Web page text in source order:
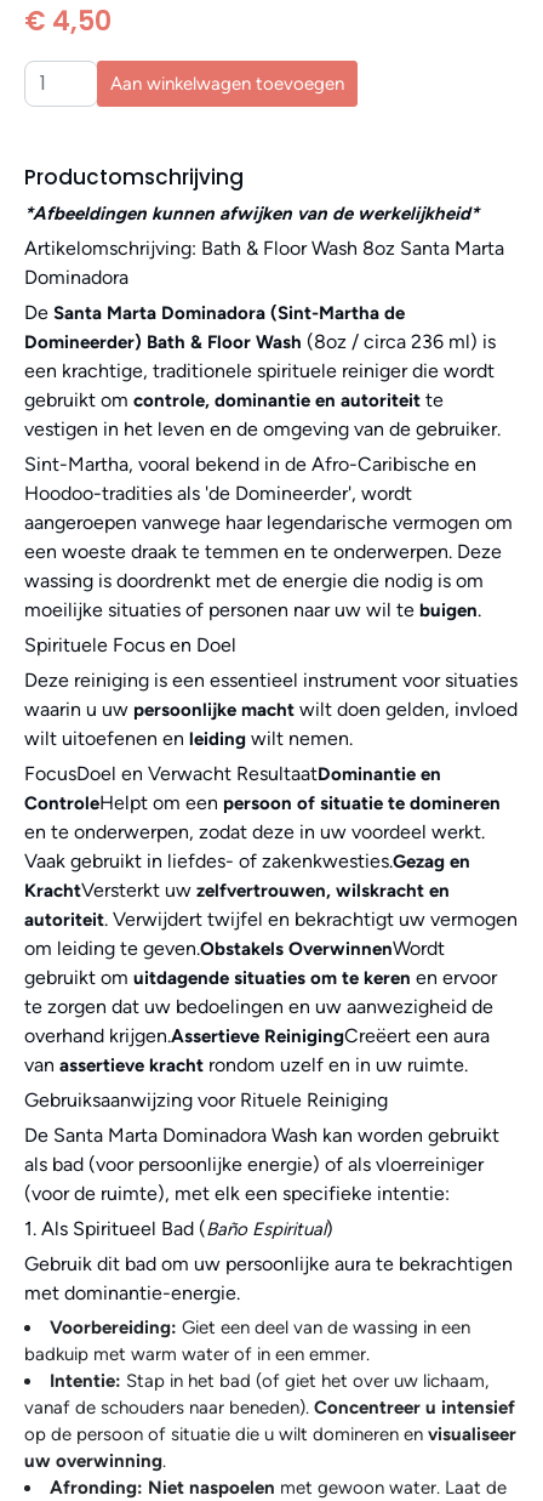
€ 4,50
Aan winkelwagen toevoegen
Productomschrijving
*Afbeeldingen kunnen afwijken van de werkelijkheid*
Artikelomschrijving: Bath & Floor Wash 8oz Santa Marta
Dominadora
De Santa Marta Dominadora (Sint-Martha de
Domineerder) Bath & Floor Wash (8oz / circa 236 ml) is
een krachtige, traditionele spirituele reiniger die wordt
gebruikt om controle, dominantie en autoriteit te
vestigen in het leven en de omgeving van de gebruiker.
Sint-Martha, vooral bekend in de Afro-Caribische en
Hoodoo-tradities als 'de Domineerder', wordt
aangeroepen vanwege haar legendarische vermogen om
een woeste draak te temmen en te onderwerpen. Deze
wassing is doordrenkt met de energie die nodig is om
moeilijke situaties of personen naar uw wil te buigen.
Spirituele Focus en Doel
Deze reiniging is een essentieel instrument voor situaties
waarin u uw persoonlijke macht wilt doen gelden, invloed
wilt uitoefenen en leiding wilt nemen.
FocusDoel en Verwacht ResultaatDominantie en
ControleHelpt om een persoon of situatie te domineren
en te onderwerpen, zodat deze in uw voordeel werkt.
Vaak gebruikt in liefdes- of zakenkwesties.Gezag en
KrachtVersterkt uw zelfvertrouwen, wilskracht en
autoriteit. Verwijdert twijfel en bekrachtigt uw vermogen
om leiding te geven.Obstakels OverwinnenWordt
gebruikt om uitdagende situaties om te keren en ervoor
te zorgen dat uw bedoelingen en uw aanwezigheid de
overhand krijgen.Assertieve ReinigingCreëert een aura
van assertieve kracht rondom uzelf en in uw ruimte.
Gebruiksaanwijzing voor Rituele Reiniging
De Santa Marta Dominadora Wash kan worden gebruikt
als bad (voor persoonlijke energie) of als vloerreiniger
(voor de ruimte), met elk een specifieke intentie:
1. Als Spiritueel Bad (Baño Espiritual)
Gebruik dit bad om uw persoonlijke aura te bekrachtigen
met dominantie-energie.
Voorbereiding: Giet een deel van de wassing in een
badkuip met warm water of in een emmer.
Intentie: Stap in het bad (of giet het over uw lichaam,
vanaf de schouders naar beneden). Concentreer u intensief
op de persoon of situatie die u wilt domineren en visualiseer
uw overwinning.
Afronding: Niet naspoelen met gewoon water. Laat de